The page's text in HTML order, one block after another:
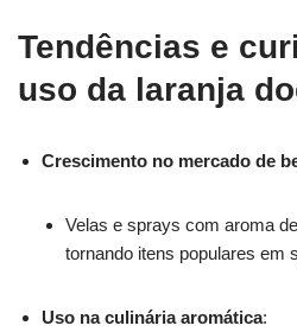
Tendências e
uso da laranja
Crescimento no mercado de
Velas e sprays com aroma
tornando itens populares em
Uso na culinária aromática: